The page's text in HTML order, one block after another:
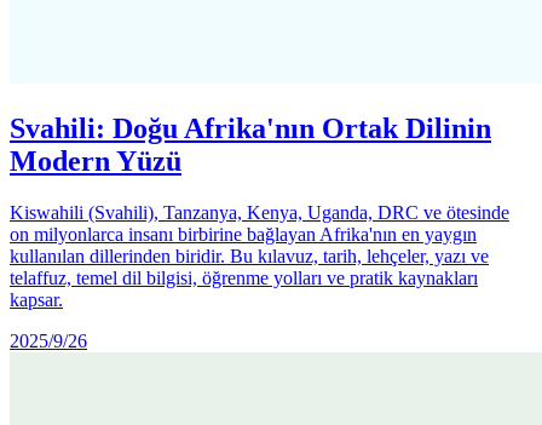
Svahili: Doğu Afrika'nın Ortak Dilinin
Modern Yüzü
Kiswahili (Svahili), Tanzanya, Kenya, Uganda, DRC ve ötesinde
on milyonlarca insanı birbirine bağlayan Afrika'nın en yaygın
kullanılan dillerinden biridir. Bu kılavuz, tarih, lehçeler, yazı ve
telaffuz, temel dil bilgisi, öğrenme yolları ve pratik kaynakları
kapsar.
2025/9/26